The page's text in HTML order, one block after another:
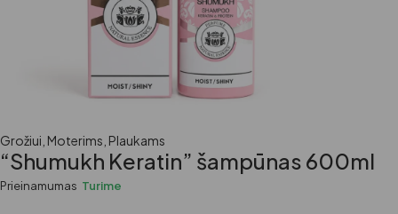
Grožiui Moterims Plaukams
“Shumukh Keratin” šampūnas 600ml
Prieinamumas Turime